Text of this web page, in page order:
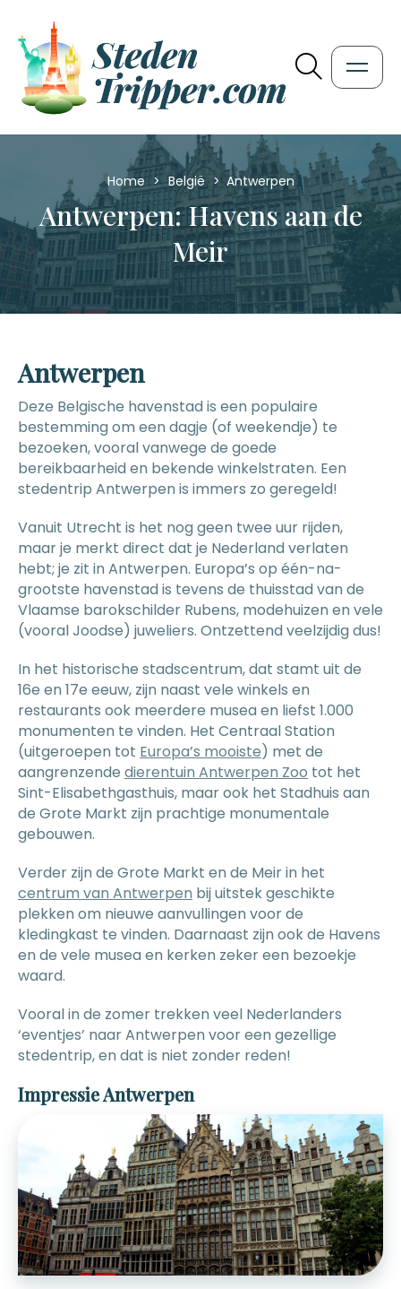
Home > België > Antwerpen
Antwerpen: Havens aan de
Meir
Antwerpen
Deze Belgische havenstad is een populaire
bestemming om een dagje (of weekendje) te
bezoeken, vooral vanwege de goede
bereikbaarheid en bekende winkelstraten. Een
stedentrip Antwerpen is immers zo geregeld!
Vanuit Utrecht is het nog geen twee uur rijden,
maar je merkt direct dat je Nederland verlaten
hebt; je zit in Antwerpen. Europa’s op één-na-
grootste havenstad is tevens de thuisstad van de
Vlaamse barokschilder Rubens, modehuizen en vele
(vooral Joodse) juweliers. Ontzettend veelzijdig dus!
In het historische stadscentrum, dat stamt uit de
16e en 17e eeuw, zijn naast vele winkels en
restaurants ook meerdere musea en liefst 1.000
monumenten te vinden. Het Centraal Station
(uitgeroepen tot Europa’s mooiste) met de
aangrenzende dierentuin Antwerpen Zoo tot het
Sint-Elisabethgasthuis, maar ook het Stadhuis aan
de Grote Markt zijn prachtige monumentale
gebouwen.
Verder zijn de Grote Markt en de Meir in het
centrum van Antwerpen bij uitstek geschikte
plekken om nieuwe aanvullingen voor de
kledingkast te vinden. Daarnaast zijn ook de Havens
en de vele musea en kerken zeker een bezoekje
waard.
Vooral in de zomer trekken veel Nederlanders
‘eventjes’ naar Antwerpen voor een gezellige
stedentrip, en dat is niet zonder reden!
Impressie Antwerpen